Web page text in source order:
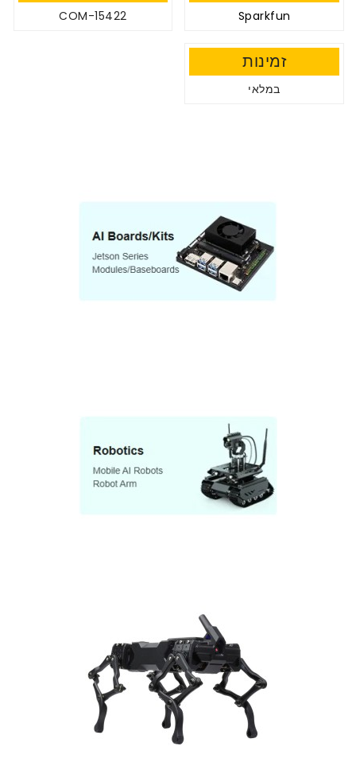
Sparkfun
COM-15422
זמינות
במלאי